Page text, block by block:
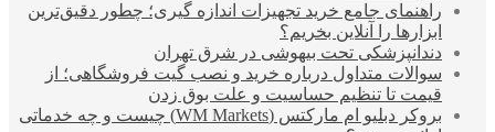
راهنمای جامع خرید تجهیزات اندازه گیری؛ چطور دقیق‌ترین
ابزارها را آنلاین بخریم؟
دندانپزشکی تحت بیهوشی در شرق تهران
سوالات متداول درباره خرید و نصب گیت فروشگاهی؛ از
قیمت تا تنظیم حساسیت و علت بوق زدن
بروکر دبلیو ام مارکتس (WM Markets) چیست و چه خدماتی